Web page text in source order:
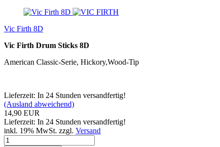
Vic Firth 8D
Vic Firth Drum Sticks 8D
American Classic-Serie, Hickory,Wood-Tip
Lieferzeit: In 24 Stunden versandfertig!
(Ausland abweichend)
14,90 EUR
Lieferzeit: In 24 Stunden versandfertig!
inkl. 19% MwSt. zzgl. Versand